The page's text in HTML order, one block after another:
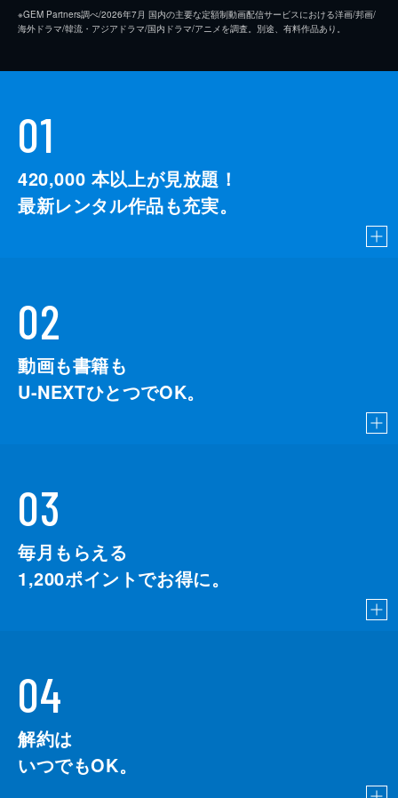
※GEM Partners調べ/2026年7⽉ 国内の主要な定額制動画配信サービスにおける洋画/邦画/
海外ドラマ/韓流・アジアドラマ/国内ドラマ/アニメを調査。別途、有料作品あり。
01
420,000 本以上が見放題！
最新レンタル作品も充実。
02
動画も書籍も
U-NEXTひとつでOK。
03
毎月もらえる
1,200ポイントでお得に。
04
解約は
いつでもOK。